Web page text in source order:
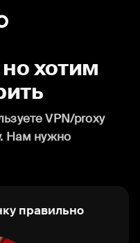
хотим
VPN/proxy
Нам нужно
правильно